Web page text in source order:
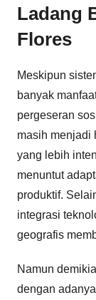
Ladang
Flores
Meskipun
banyak
pergeseran
masih menjadi
yang lebih
menuntut
produktif.
integrasi
geografis
Namun
dengan